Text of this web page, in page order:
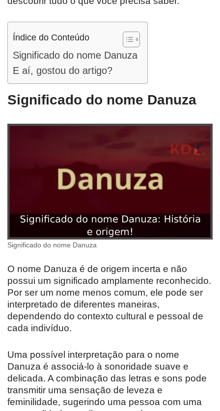
Índice do Conteúdo
Significado do nome Danuza
E aí, gostou do artigo?
Significado do nome Danuza
Significado do nome Danuza
O nome Danuza é de origem incerta e não
possui um significado amplamente reconhecido.
Por ser um nome menos comum, ele pode ser
interpretado de diferentes maneiras,
dependendo do contexto cultural e pessoal de
cada indivíduo.
Uma possível interpretação para o nome
Danuza é associá-lo à sonoridade suave e
delicada. A combinação das letras e sons pode
transmitir uma sensação de leveza e
feminilidade, sugerindo uma pessoa com uma